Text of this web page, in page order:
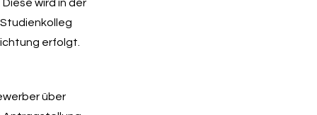
wird in der
erfolgt.
über